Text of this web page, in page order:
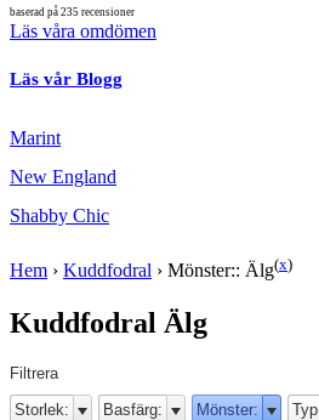
baserad på 235 recensioner
Läs våra omdömen
Läs vår Blogg
Marint
New England
Shabby Chic
Hem › Kuddfodral › Mönster:: Älg(x)
Kuddfodral Älg
Filtrera
Storlek:
Basfärg: Mönster: Typ